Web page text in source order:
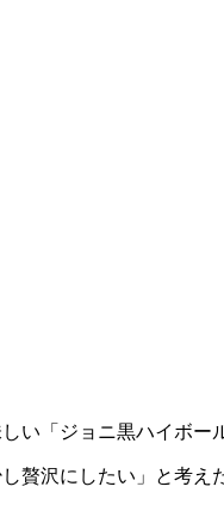
い「ジョニ黒ハイボ
贅沢にしたい」と考